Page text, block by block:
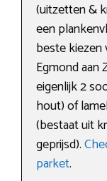
(uitzetten &
een
beste kiezen
Egmond aan
eigenlijk 2
hout) of
(bestaat uit
geprijsd).
parket.